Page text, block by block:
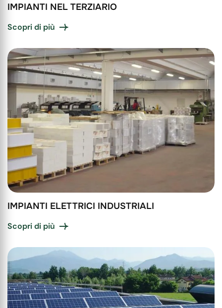
IMPIANTI NEL TERZIARIO
Scopri di più
IMPIANTI ELETTRICI INDUSTRIALI
Scopri di più